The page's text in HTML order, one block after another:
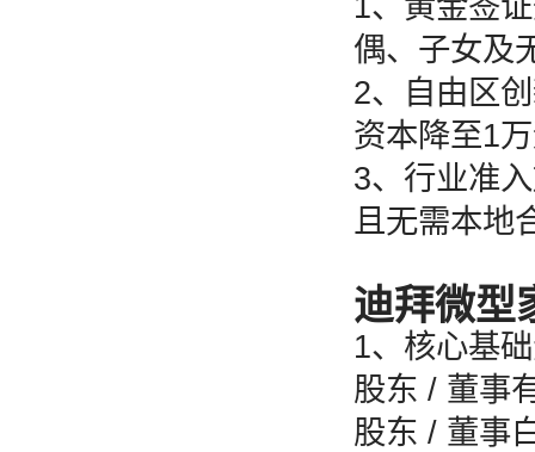
偶、子女及
2、自由区
资本降至1
3、行业准
且无需本地
迪拜微型
1、核心基
股东 / 董事
股东 / 董事